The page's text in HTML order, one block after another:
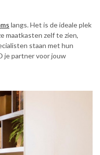
langs. Het is de ideale plek
maatkasten zelf te zien,
staan met hun
je partner voor jouw